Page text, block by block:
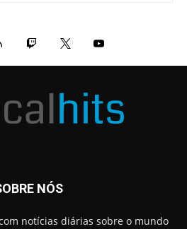
NÓS
notícias diárias sobre o mundo